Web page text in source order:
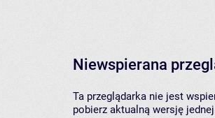
Niewspierana
Ta przeglądarka nie jest
pobierz aktualną wersję